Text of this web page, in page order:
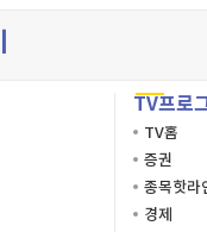
TV프로
TV홈
증권
종목핫라
경제